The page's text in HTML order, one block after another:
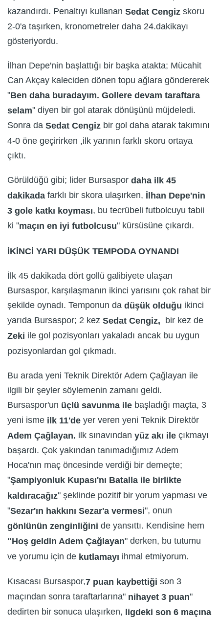
kazandırdı. Penaltıyı kullanan Sedat Cengiz skoru
2-0'a taşırken, kronometreler daha 24.dakikayı
gösteriyordu.
İlhan Depe'nin başlattığı bir başka atakta; Mücahit
Can Akçay kaleciden dönen topu ağlara göndererek
"Ben daha buradayım. Gollere devam taraftara
selam" diyen bir gol atarak dönüşünü müjdeledi.
Sonra da Sedat Cengiz bir gol daha atarak takımını
4-0 öne geçirirken ,ilk yarının farklı skoru ortaya
çıktı.
Görüldüğü gibi; lider Bursaspor daha ilk 45
dakikada farklı bir skora ulaşırken, İlhan Depe'nin
3 gole katkı koyması, bu tecrübeli futbolcuyu tabii
ki "maçın en iyi futbolcusu" kürsüsüne çıkardı.
İKİNCİ YARI DÜŞÜK TEMPODA OYNANDI
İlk 45 dakikada dört gollü galibiyete ulaşan
Bursaspor, karşılaşmanın ikinci yarısını çok rahat bir
şekilde oynadı. Temponun da düşük olduğu ikinci
yarıda Bursaspor; 2 kez Sedat Cengiz, bir kez de
Zeki ile gol pozisyonları yakaladı ancak bu uygun
pozisyonlardan gol çıkmadı.
Bu arada yeni Teknik Direktör Adem Çağlayan ile
ilgili bir şeyler söylemenin zamanı geldi.
Bursaspor'un üçlü savunma ile başladığı maçta, 3
yeni isme ilk 11'de yer veren yeni Teknik Direktör
Adem Çağlayan, ilk sınavından yüz akı ile çıkmayı
başardı. Çok yakından tanımadığımız Adem
Hoca'nın maç öncesinde verdiği bir demeçte;
"Şampiyonluk Kupası'nı Batalla ile birlikte
kaldıracağız" şeklinde pozitif bir yorum yapması ve
"Sezar'ın hakkını Sezar'a vermesi", onun
gönlünün zenginliğini de yansıttı. Kendisine hem
"Hoş geldin Adem Çağlayan" derken, bu tutumu
ve yorumu için de kutlamayı ihmal etmiyorum.
Kısacası Bursaspor,7 puan kaybettiği son 3
maçından sonra taraftarlarına" nihayet 3 puan"
dedirten bir sonuca ulaşırken, ligdeki son 6 maçına